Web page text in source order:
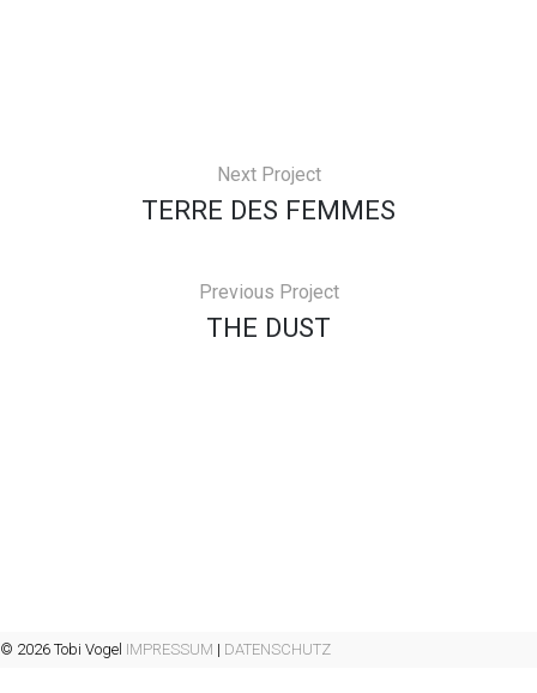
Next Project
TERRE DES FEMMES
Previous Project
THE DUST
© 2026 Tobi Vogel IMPRESSUM | DATENSCHUTZ